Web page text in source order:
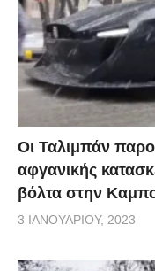
Οι Ταλιμπάν
αφγανικής
βόλτα στην
3 ΙΑΝΟΥΑΡΊΟΥ, 2023